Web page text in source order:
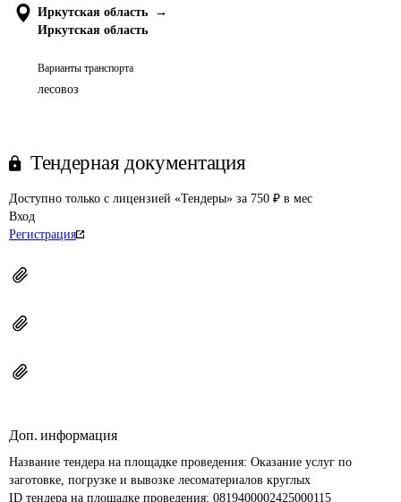
Иркутская область
→
Иркутская область
Варианты транспорта
лесовоз
Тендерная документация
Доступно только с лицензией «Тендеры» за 750 ₽ в мес
Вход
Регистрация
Доп. информация
Название тендера на площадке проведения: Оказание услуг по
заготовке, погрузке и вывозке лесоматериалов круглых
ID тендера на площадке проведения: 0819400002425000115